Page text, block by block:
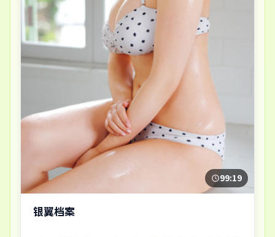
99:19
银翼档案